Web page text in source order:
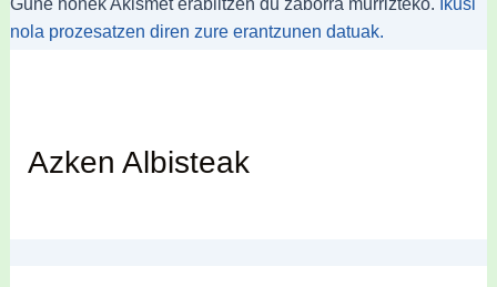
Ikusi
nola prozesatzen diren zure erantzunen datuak.
Azken Albisteak